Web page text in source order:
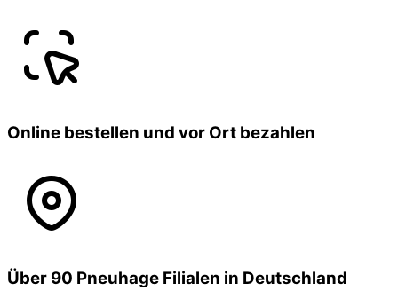
Online bestellen und vor Ort bezahlen
Über 90 Pneuhage Filialen in Deutschland